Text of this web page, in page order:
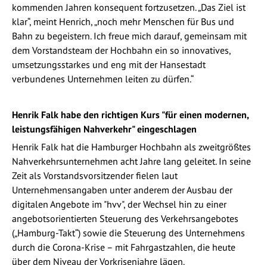
kommenden Jahren konsequent fortzusetzen. „Das Ziel ist
klar“, meint Henrich, „noch mehr Menschen für Bus und
Bahn zu begeistern. Ich freue mich darauf, gemeinsam mit
dem Vorstandsteam der Hochbahn ein so innovatives,
umsetzungsstarkes und eng mit der Hansestadt
verbundenes Unternehmen leiten zu dürfen.“
Henrik Falk habe den richtigen Kurs "für einen modernen,
leistungsfähigen Nahverkehr" eingeschlagen
Henrik Falk hat die Hamburger Hochbahn als zweitgrößtes
Nahverkehrsunternehmen acht Jahre lang geleitet. In seine
Zeit als Vorstandsvorsitzender fielen laut
Unternehmensangaben unter anderem der Ausbau der
digitalen Angebote im "hvv", der Wechsel hin zu einer
angebotsorientierten Steuerung des Verkehrsangebotes
(„Hamburg-Takt“) sowie die Steuerung des Unternehmens
durch die Corona-Krise – mit Fahrgastzahlen, die heute
über dem Niveau der Vorkrisenjahre lägen.